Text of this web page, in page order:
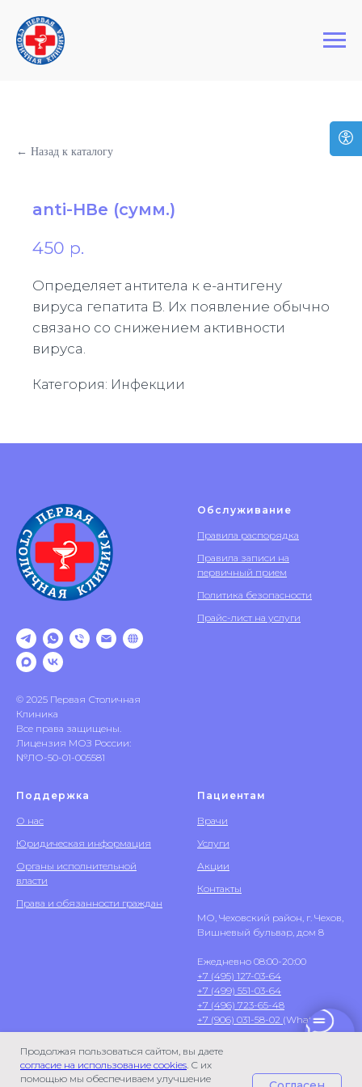
Первая Столичная Клиника
Продолжая пользоваться сайтом, вы даете
согласие на использование cookies. С их
помощью мы обеспечиваем улучшение
← Назад к каталогу
anti-HВе (сумм.)
450 р.
Определяет антитела к e-антигену
вируса гепатита B. Их появление обычно
связано со снижением активности
вируса.
Категория: Инфекции
© 2025 Первая Столичная
Клиника
Все права защищены.
Лицензия МОЗ России:
№ЛО-50-01-005581
Обслуживание
Правила распорядка
Правила записи на
первичный прием
Политика безопасности
Прайс-лист на услуги
Поддержка
О нас
Юридическая информация
Органы исполнительной
власти
Права и обязанности граждан
Пациентам
Врачи
Услуги
Акции
Контакты
МО, Чеховский район, г. Чехов,
Вишневый бульвар, дом 8
Ежедневно 08:00-20:00
+7 (495) 127-03-64
+7 (499) 551-03-64
+7 (496) 723-65-48
+7 (906) 031-58-02 (WhatsApp)